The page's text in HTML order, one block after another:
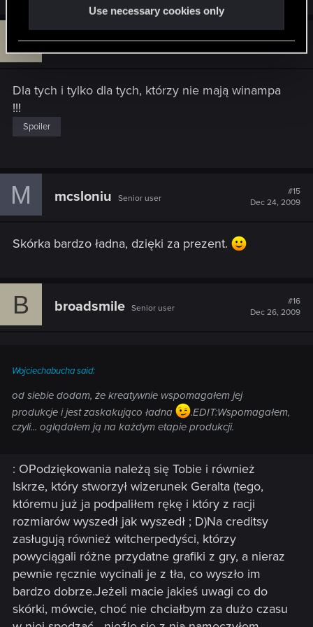
Use necessary cookies only
B broadsmile
#14
Dec 24, 2009
Dla tych i tylko dla tych, którzy nie mają winampa
!!!
Spoiler
M mcsloniu Senior user
#15
Dec 24, 2009
Skórka bardzo ładna, dzięki za prezent.
B broadsmile Senior user
#16
Dec 26, 2009
Wojciechabucha said:
od siebie dodam, że kreatywnie wspomagałem jej
produkcje i jest zaskakująco ładna
.EDIT:Wspomagałem,
czyli... oglądałem ją na każdym etapie produkcji.
: OPodziękowania należą się Tobie i również
Iskrze, który stworzył wizerunek Geralta (tego,
któremu już ja podpaliłem rękę i który z racji
rozmiarów wyszedł jak wyszedł ; D)Na creditsy
zasługują również witcherpedyści, którzy
powyciągali różne przydatne grafiki z gry, a nieraz
pewnie ręcznie wycinali je z tła, co wyszło im
bardzo dobrze.Jeżeli macie jakieś uwagi co do
skórki, mówcie, choć nie chciałbym za dużo czasu